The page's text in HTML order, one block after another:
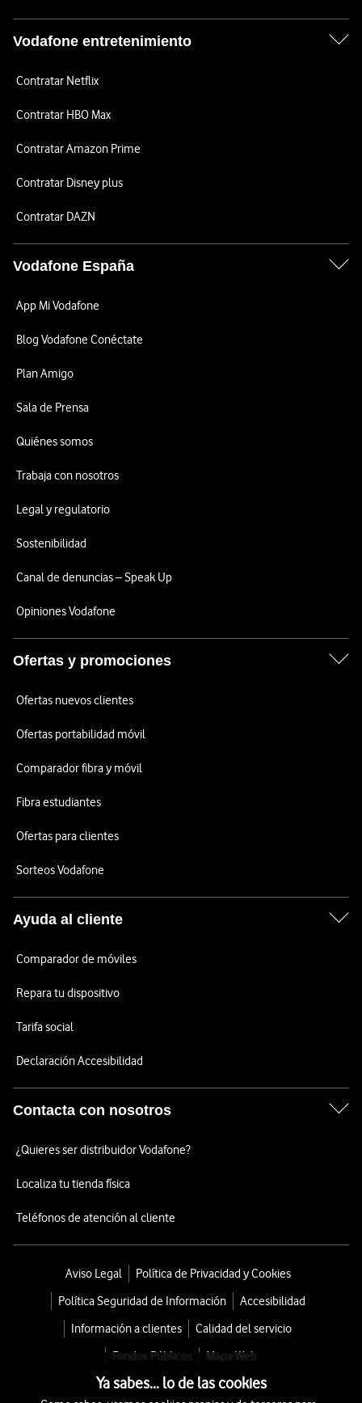
Vodafone entretenimiento
Contratar Netflix
Contratar HBO Max
Contratar Amazon Prime
Contratar Disney plus
Contratar DAZN
Vodafone España
App Mi Vodafone
Blog Vodafone Conéctate
Plan Amigo
Sala de Prensa
Quiénes somos
Trabaja con nosotros
Legal y regulatorio
Sostenibilidad
Canal de denuncias – Speak Up
Opiniones Vodafone
Ofertas y promociones
Ofertas nuevos clientes
Ofertas portabilidad móvil
Comparador fibra y móvil
Fibra estudiantes
Ofertas para clientes
Sorteos Vodafone
Ayuda al cliente
Comparador de móviles
Repara tu dispositivo
Tarifa social
Declaración Accesibilidad
Contacta con nosotros
¿Quieres ser distribuidor Vodafone?
Localiza tu tienda física
Teléfonos de atención al cliente
Aviso Legal
Política de Privacidad y Cookies
Política Seguridad de Información
Accesibilidad
Información a clientes
Calidad del servicio
Fondos Públicos
Mapa Web
Ya sabes... lo de las cookies